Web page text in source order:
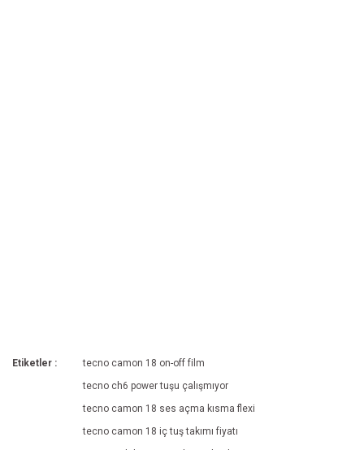
Etiketler :
tecno camon 18 on-off film
tecno ch6 power tuşu çalışmıyor
tecno camon 18 ses açma kısma flexi
tecno camon 18 iç tuş takımı fiyatı